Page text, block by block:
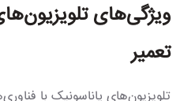
ویژگی‌های
تعمیر
تلویزیون‌های پاناسونیک با